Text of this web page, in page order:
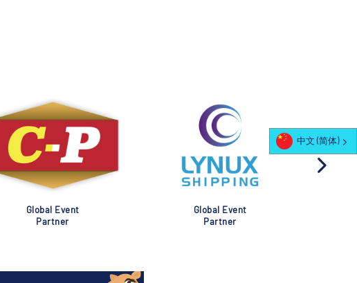
Global Event
Partner
Global Event
Partner
中文 (简体)